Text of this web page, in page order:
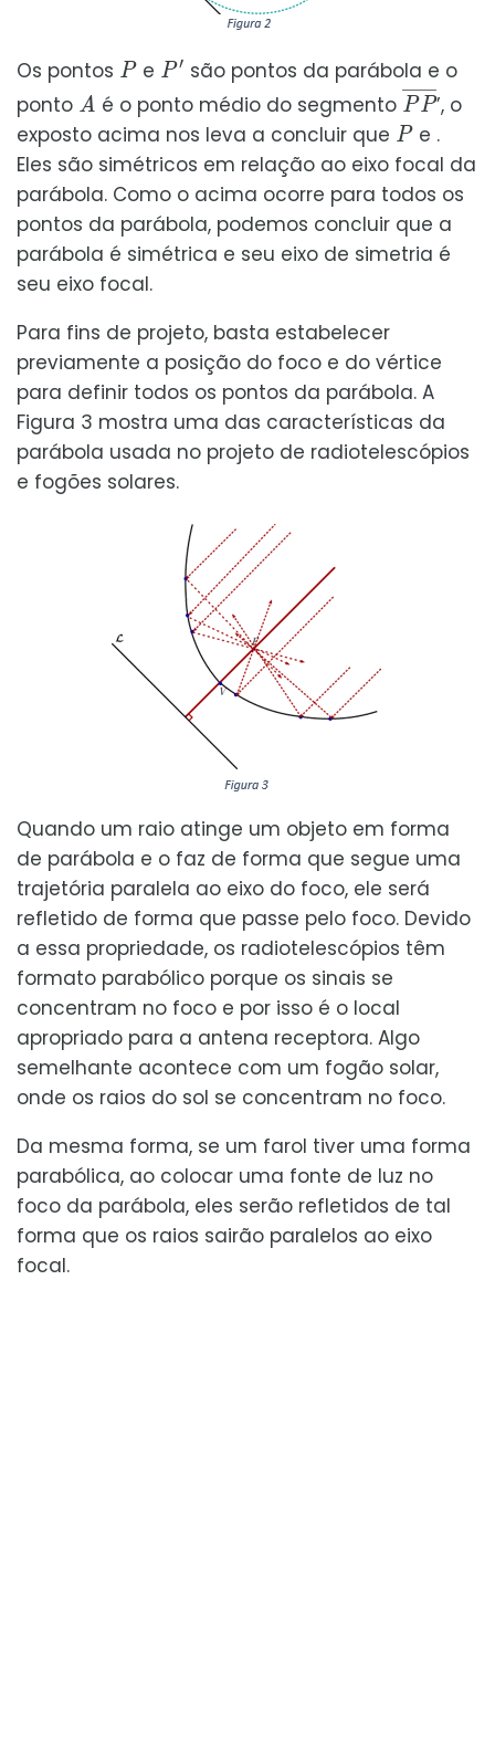
Os pontos
P
e
P′
são pontos da parábola e o
ponto
A
é o ponto médio do segmento
PP¯
’, o
exposto acima nos leva a concluir que
P
e .
Eles são simétricos em relação ao eixo focal da
parábola. Como o acima ocorre para todos os
pontos da parábola, podemos concluir que a
parábola é simétrica e seu eixo de simetria é
seu eixo focal.
Para fins de projeto, basta estabelecer
previamente a posição do foco e do vértice
para definir todos os pontos da parábola. A
Figura 3 mostra uma das características da
parábola usada no projeto de radiotelescópios
e fogões solares.
Quando um raio atinge um objeto em forma
de parábola e o faz de forma que segue uma
trajetória paralela ao eixo do foco, ele será
refletido de forma que passe pelo foco. Devido
a essa propriedade, os radiotelescópios têm
formato parabólico porque os sinais se
concentram no foco e por isso é o local
apropriado para a antena receptora. Algo
semelhante acontece com um fogão solar,
onde os raios do sol se concentram no foco.
Da mesma forma, se um farol tiver uma forma
parabólica, ao colocar uma fonte de luz no
foco da parábola, eles serão refletidos de tal
forma que os raios sairão paralelos ao eixo
focal.